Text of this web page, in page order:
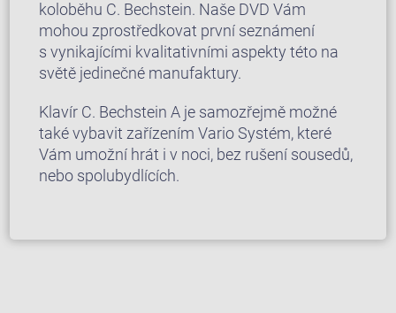
koloběhu C. Bechstein. Naše DVD Vám
mohou zprostředkovat první seznámení
s vynikajícími kvalitativními aspekty této na
světě jedinečné manufaktury.
Klavír C. Bechstein A je samozřejmě možné
také vybavit zařízením Vario Systém, které
Vám umožní hrát i v noci, bez rušení sousedů,
nebo spolubydlících.